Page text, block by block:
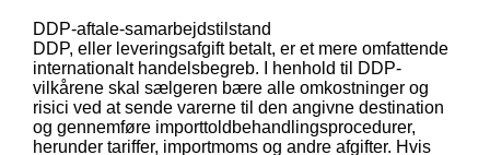
DDP-aftale-samarbejdstilstand
DDP, eller leveringsafgift betalt, er et mere omfattende
internationalt handelsbegreb. I henhold til DDP-
vilkårene skal sælgeren bære alle omkostninger og
risici ved at sende varerne til den angivne destination
og gennemføre importtoldbehandlingsprocedurer,
herunder tariffer, importmoms og andre afgifter. Hvis